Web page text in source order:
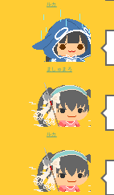
ルカ
ましゅまろ
ルカ